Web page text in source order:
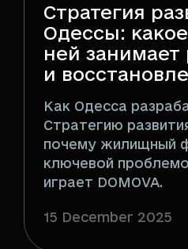
Стратегия
Одессы:
ней занимает
и
Как Одесса
Стратегию
почему жилищный
ключевой
играет DOMOVA.
15 December 2025